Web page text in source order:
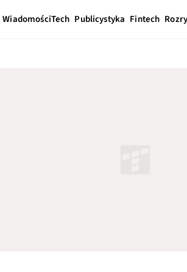
WiadomościTech Publicystyka Fintech